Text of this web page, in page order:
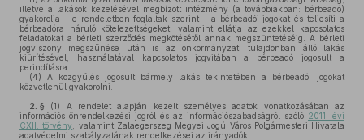
illetve a lakások kezelésével megbízott intézmény (a továbbiakban: bérbeadó)
gyakorolja – e rendeletben foglaltak szerint – a bérbeadói jogokat és teljesíti a
bérbeadóra háruló kötelezettségeket, valamint ellátja az ezekkel kapcsolatos
feladatokat a bérleti szerződés megkötésétől annak megszüntetéséig. A bérleti
jogviszony megszűnése után is az önkormányzati tulajdonban álló lakás
kiürítésével, használatával kapcsolatos jogvitában a bérbeadó jogosult a
perindításra.
(4) A közgyűlés jogosult bármely lakás tekintetében a bérbeadói jogokat
közvetlenül gyakorolni.
2. § (1)
A rendelet alapján kezelt személyes adatok vonatkozásában az
információs önrendelkezési jogról és az információszabadságról szóló 2011. évi
CXII. törvény
, valamint Zalaegerszeg Megyei Jogú Város Polgármesteri Hivatala
adatvédelmi szabályzatának rendelkezései az irányadók.